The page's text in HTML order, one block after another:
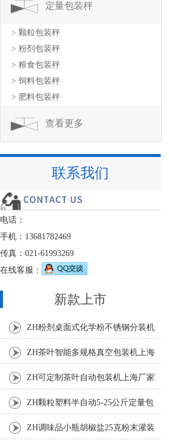
定量包装秤
> 颗粒包装秤
> 粉剂包装秤
> 粮食包装秤
> 饲料包装秤
> 肥料包装秤
查看更多
联系我们
电话：
手机：13681782469
传真：021-61993269
在线客服：
新款上市
ZH粉剂桌面式化学粉不锈钢分装机
ZH茶叶智能多规格真空包装机上海
厂家 ZH可定制茶叶自动包装机上海厂家
ZH颗粒塑料半自动5-25公斤定量包
装机 ZH调味品小瓶胡椒盐25克粉末灌装